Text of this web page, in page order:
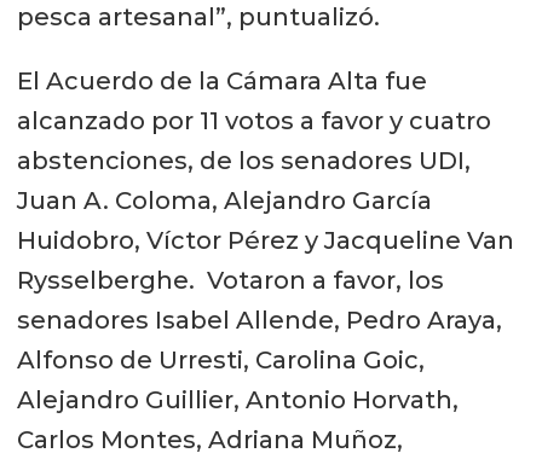
pesca artesanal”, puntualizó.
El Acuerdo de la Cámara Alta fue
alcanzado por 11 votos a favor y cuatro
abstenciones, de los senadores UDI,
Juan A. Coloma, Alejandro García
Huidobro, Víctor Pérez y Jacqueline Van
Rysselberghe. Votaron a favor, los
senadores Isabel Allende, Pedro Araya,
Alfonso de Urresti, Carolina Goic,
Alejandro Guillier, Antonio Horvath,
Carlos Montes, Adriana Muñoz,